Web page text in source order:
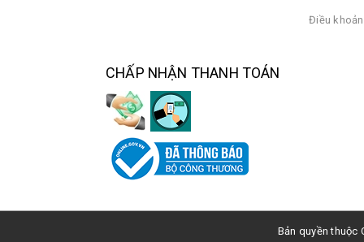
Điều
CHẤP NHẬN THANH TOÁN
Bản quyền thuộc